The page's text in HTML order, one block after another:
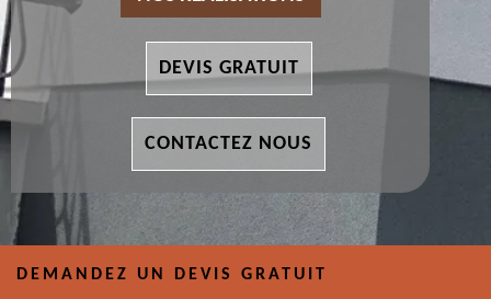
DEVIS GRATUIT
CONTACTEZ NOUS
DEMANDEZ UN DEVIS GRATUIT